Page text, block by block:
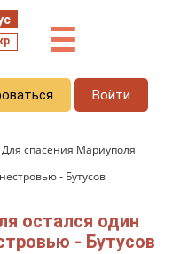
☰
Войти
Для спасения Мариуполя
- Бутусов
остался один
- Бутусов